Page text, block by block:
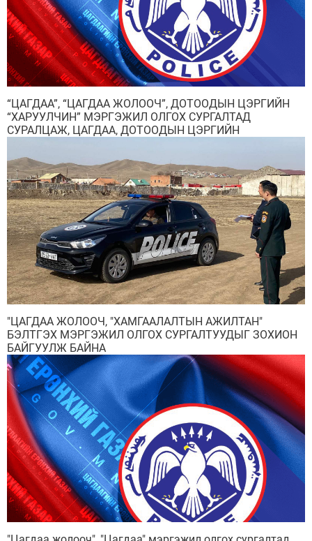
“ЦАГДАА”, “ЦАГДАА ЖОЛООЧ”, ДОТООДЫН ЦЭРГИЙН
“ХАРУУЛЧИН” МЭРГЭЖИЛ ОЛГОХ СУРГАЛТАД
СУРАЛЦАЖ, ЦАГДАА, ДОТООДЫН ЦЭРГИЙН
"ЦАГДАА ЖОЛООЧ, "ХАМГААЛАЛТЫН АЖИЛТАН"
БЭЛТГЭХ МЭРГЭЖИЛ ОЛГОХ СУРГАЛТУУДЫГ ЗОХИОН
БАЙГУУЛЖ БАЙНА